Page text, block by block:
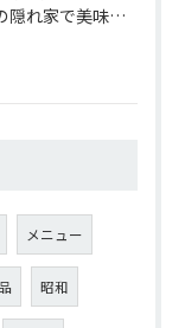
昭和の隠れ家で美味しい一杯を
メニュー
昭和